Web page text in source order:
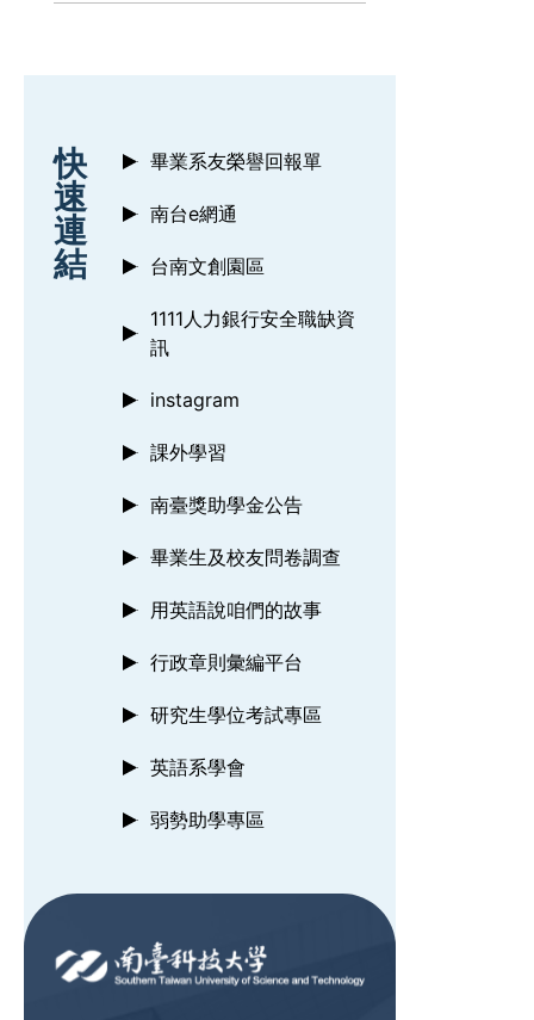
:::
快
速
連
結
畢業系友榮譽回報單
南台e網通
台南文創園區
1111人力銀行安全職缺資
訊
instagram
課外學習
南臺獎助學金公告
畢業生及校友問卷調查
用英語說咱們的故事
行政章則彙編平台
研究生學位考試專區
英語系學會
弱勢助學專區